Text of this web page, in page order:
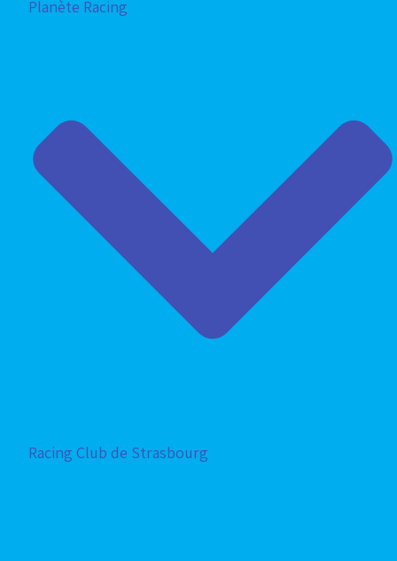
Planète Racing
Racing Club de Strasbourg